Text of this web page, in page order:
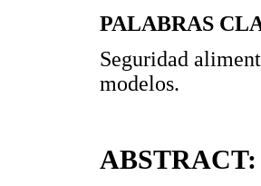
PALABRAS
Seguridad
modelos.
ABSTRACT: